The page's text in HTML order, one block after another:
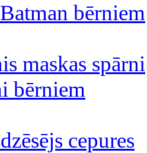
bērniem
maskas spārni
bērniem
cepures